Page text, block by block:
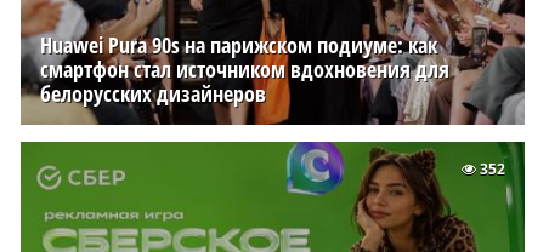
Huawei Pura 90s на парижском подиуме: как
смартфон стал источником вдохновения для
белорусских дизайнеров
352